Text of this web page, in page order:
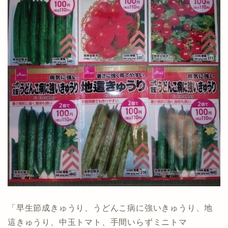
「早生節成きゅうり、うどんこ病に強いきゅうり、地
這きゅうり、中玉トマト、手間いらずミニトマ